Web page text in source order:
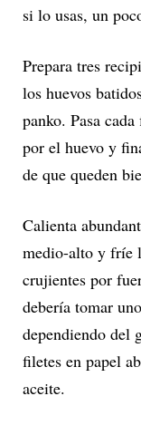
si lo usas, un
Prepara tres
los huevos
panko. Pasa
por el huevo y
de que queden
Calienta
medio-alto y fríe
crujientes por
debería tomar
dependiendo del
filetes en papel
aceite.